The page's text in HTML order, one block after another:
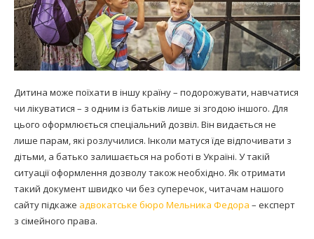
Дитина може поїхати в іншу країну – подорожувати, навчатися
чи лікуватися – з одним із батьків лише зі згодою іншого. Для
цього оформлюється спеціальний дозвіл. Він видається не
лише парам, які розлучилися. Інколи матуся їде відпочивати з
дітьми, а батько залишається на роботі в Україні. У такій
ситуації оформлення дозволу також необхідно. Як отримати
такий документ швидко чи без суперечок, читачам нашого
сайту підкаже адвокатське бюро Мельника Федора – експерт
з сімейного права.